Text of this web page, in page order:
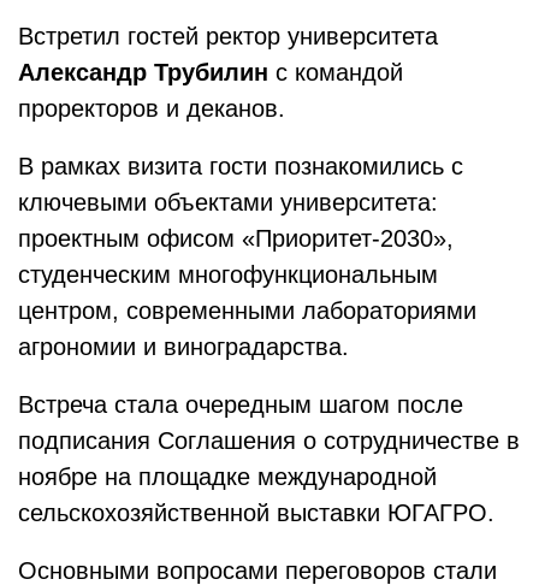
Встретил гостей ректор университета
Александр Трубилин с командой
проректоров и деканов.
В рамках визита гости познакомились с
ключевыми объектами университета:
проектным офисом «Приоритет-2030»,
студенческим многофункциональным
центром, современными лабораториями
агрономии и виноградарства.
Встреча стала очередным шагом после
подписания Соглашения о сотрудничестве в
ноябре на площадке международной
сельскохозяйственной выставки ЮГАГРО.
Основными вопросами переговоров стали